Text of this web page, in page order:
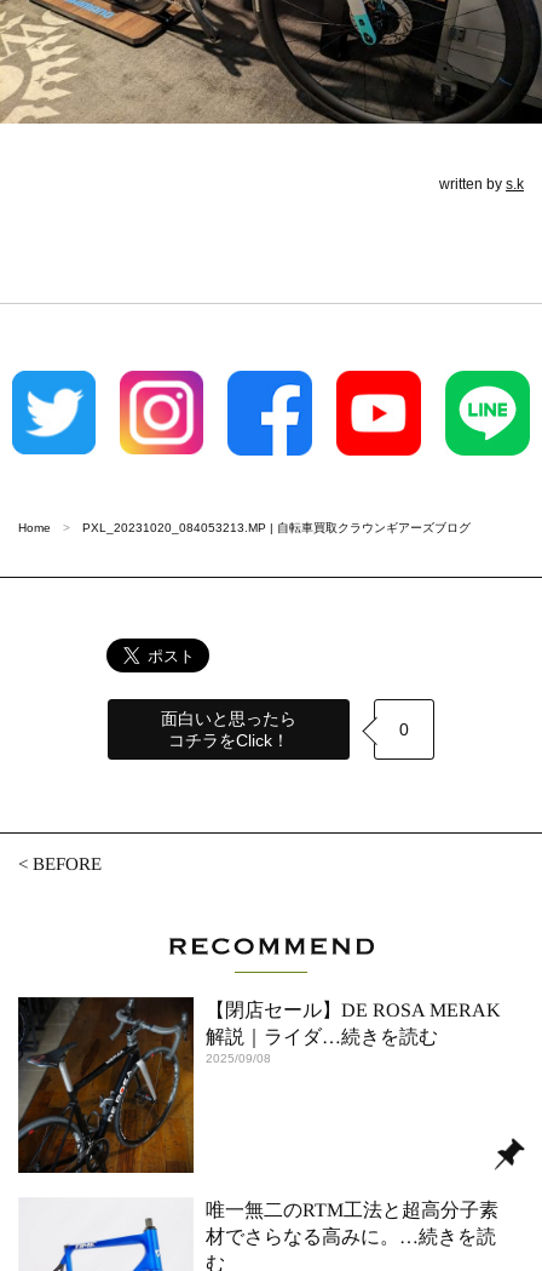
written by s.k
Home PXL_20231020_084053213.MP | 自転車買取クラウンギアーズブログ
面白いと思ったら
コチラをClick！
0
<BEFORE
【閉店セール】DE ROSA MERAK
解説｜ライダ…続きを読む
2025/09/08
唯一無二のRTM工法と超高分子素
材でさらなる高みに。 …続きを読
む